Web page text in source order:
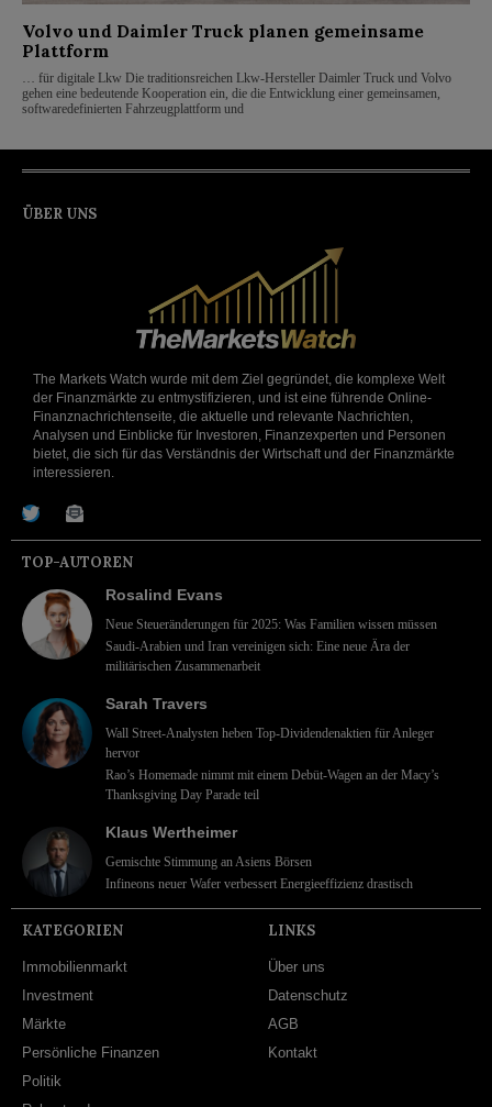
Volvo und Daimler Truck planen gemeinsame
Plattform
… für digitale Lkw Die traditionsreichen Lkw-Hersteller Daimler Truck und Volvo
gehen eine bedeutende Kooperation ein, die die Entwicklung einer gemeinsamen,
softwaredefinierten Fahrzeugplattform und
ÜBER UNS
The Markets Watch wurde mit dem Ziel gegründet, die komplexe Welt
der Finanzmärkte zu entmystifizieren, und ist eine führende Online-
Finanznachrichtenseite, die aktuelle und relevante Nachrichten,
Analysen und Einblicke für Investoren, Finanzexperten und Personen
bietet, die sich für das Verständnis der Wirtschaft und der Finanzmärkte
interessieren.
TOP-AUTOREN
Rosalind Evans
Neue Steueränderungen für 2025: Was Familien wissen müssen
Saudi-Arabien und Iran vereinigen sich: Eine neue Ära der
militärischen Zusammenarbeit
Sarah Travers
Wall Street-Analysten heben Top-Dividendenaktien für Anleger
hervor
Rao’s Homemade nimmt mit einem Debüt-Wagen an der Macy’s
Thanksgiving Day Parade teil
Klaus Wertheimer
Gemischte Stimmung an Asiens Börsen
Infineons neuer Wafer verbessert Energieeffizienz drastisch
KATEGORIEN
Immobilienmarkt
Investment
Märkte
Persönliche Finanzen
Politik
LINKS
Über uns
Datenschutz
AGB
Kontakt